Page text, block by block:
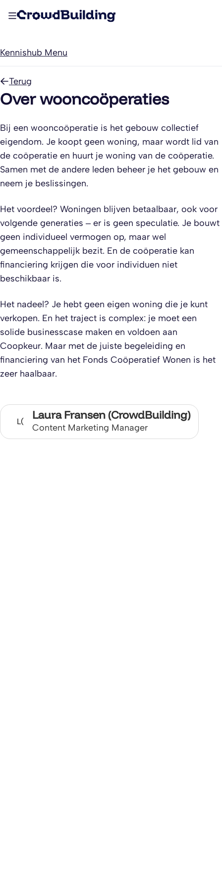
Kennishub Menu
Terug
Over wooncoöperaties
Bij een wooncoöperatie is het gebouw collectief
eigendom. Je koopt geen woning, maar wordt lid van
de coöperatie en huurt je woning van de coöperatie.
Samen met de andere leden beheer je het gebouw en
neem je beslissingen.
Het voordeel? Woningen blijven betaalbaar, ook voor
volgende generaties – er is geen speculatie. Je bouwt
geen individueel vermogen op, maar wel
gemeenschappelijk bezit. En de coöperatie kan
financiering krijgen die voor individuen niet
beschikbaar is.
Het nadeel? Je hebt geen eigen woning die je kunt
verkopen. En het traject is complex: je moet een
solide businesscase maken en voldoen aan
Coopkeur. Maar met de juiste begeleiding en
financiering van het Fonds Coöperatief Wonen is het
zeer haalbaar.
L( Laura Fransen (CrowdBuilding)
Content Marketing Manager